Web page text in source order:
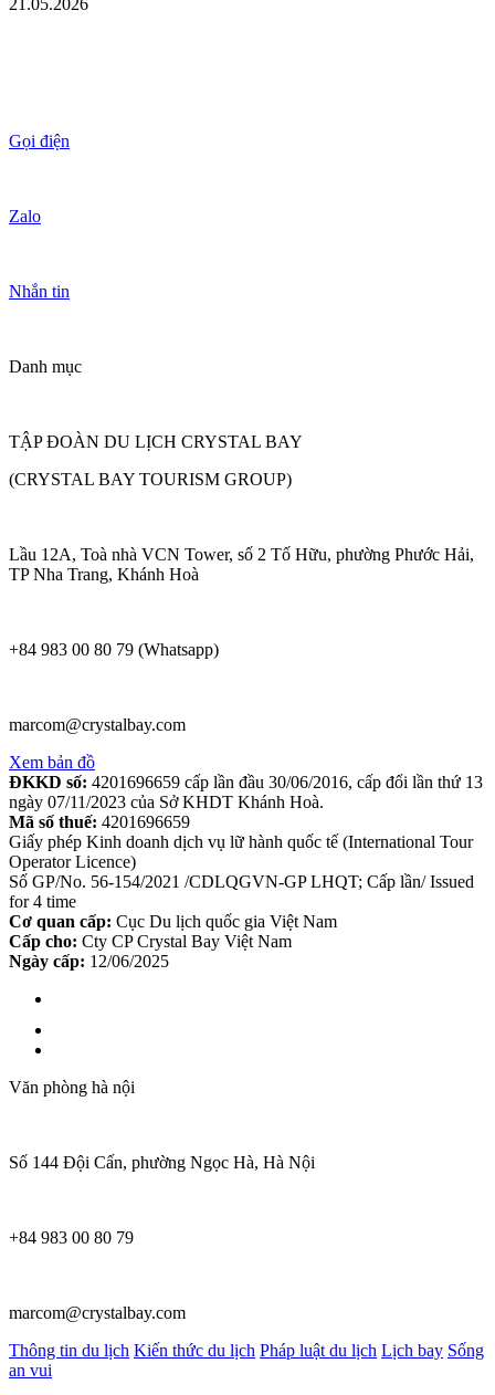
Gọi điện
Zalo
Nhắn tin
Danh mục
TẬP ĐOÀN DU LỊCH CRYSTAL BAY
(CRYSTAL BAY TOURISM GROUP)
Lầu 12A, Toà nhà VCN Tower, số 2 Tố Hữu, phường Phước Hải,
TP Nha Trang, Khánh Hoà
+84 983 00 80 79 (Whatsapp)
marcom@crystalbay.com
Xem bản đồ
ĐKKD số: 4201696659 cấp lần đầu 30/06/2016, cấp đổi lần thứ 13
ngày 07/11/2023 của Sở KHDT Khánh Hoà.
Mã số thuế: 4201696659
Giấy phép Kinh doanh dịch vụ lữ hành quốc tế (International Tour
Operator Licence)
Số GP/No. 56-154/2021 /CDLQGVN-GP LHQT; Cấp lần/ Issued
for 4 time
Cơ quan cấp: Cục Du lịch quốc gia Việt Nam
Cấp cho: Cty CP Crystal Bay Việt Nam
Ngày cấp: 12/06/2025
Văn phòng hà nội
Số 144 Đội Cấn, phường Ngọc Hà, Hà Nội
+84 983 00 80 79
marcom@crystalbay.com
Thông tin du lịch Kiến thức du lịch Pháp luật du lịch Lịch bay Sống
an vui